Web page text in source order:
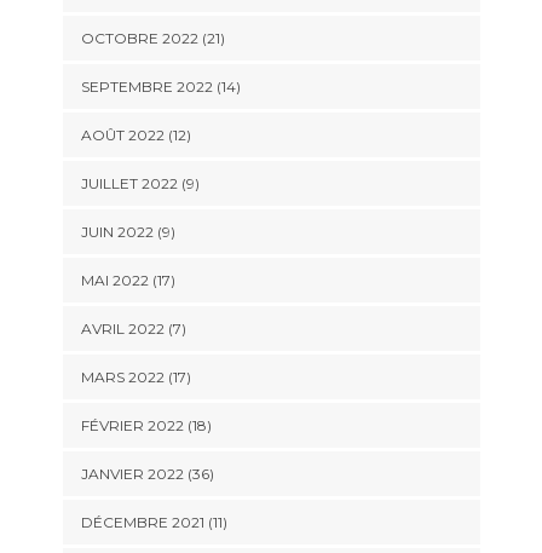
OCTOBRE 2022 (21)
SEPTEMBRE 2022 (14)
AOÛT 2022 (12)
JUILLET 2022 (9)
JUIN 2022 (9)
MAI 2022 (17)
AVRIL 2022 (7)
MARS 2022 (17)
FÉVRIER 2022 (18)
JANVIER 2022 (36)
DÉCEMBRE 2021 (11)